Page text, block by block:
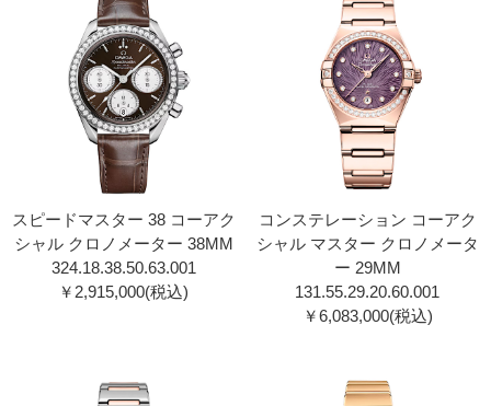
スピードマスター 38 コーアク
シャル クロノメーター 38MM
324.18.38.50.63.00 1
￥2,915,000(税込)
コンステレーション コーアク
シャル マスター クロノメータ
ー 29MM
131.55.29.20.60.00 1
￥6,083,000(税込)